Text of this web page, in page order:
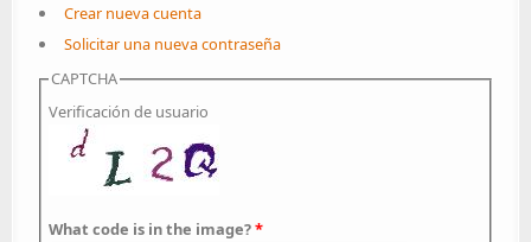
Crear nueva cuenta
Solicitar una nueva contraseña
CAPTCHA
Verificación de usuario
What code is in the image?*